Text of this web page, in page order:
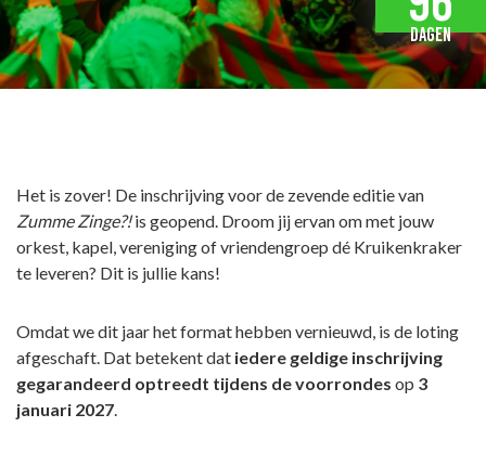
Het is zover! De inschrijving voor de zevende editie van
Zumme Zinge?!is geopend. Droom jij ervan om met jouw
orkest, kapel, vereniging of vriendengroep dé Kruikenkraker
te leveren? Dit is jullie kans!
Omdat we dit jaar het format hebben vernieuwd, is de loting
afgeschaft. Dat betekent dat iedere geldige inschrijving
gegarandeerd optreedt tijdens de voorrondes op 3
januari 2027.
dagen